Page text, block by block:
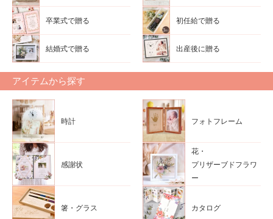
卒業式で贈る 初任給で贈る
結婚式で贈る 出産後に贈る
アイテムから探す
時計 フォトフレーム
感謝状
花・
プリザーブドフラワ
ー
箸・グラス カタログ